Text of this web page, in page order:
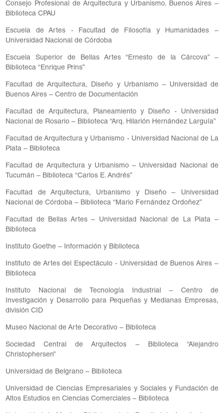
Consejo Profesional de Arquitectura y Urbanismo. Buenos Aires –
Biblioteca CPAU
Escuela de Artes - Facultad de Filosofía y Humanidades –
Universidad Nacional de Córdoba
Escuela Superior de Bellas Artes “Ernesto de la Cárcova” –
Biblioteca “Enrique Prins”
Facultad de Arquitectura, Diseño y Urbanismo – Universidad de
Buenos Aires – Centro de Documentación
Facultad de Arquitectura, Planeamiento y Diseño - Universidad
Nacional de Rosario – Biblioteca “Arq. Hilarión Hernández Larguía”
Facultad de Arquitectura y Urbanismo - Universidad Nacional de La
Plata – Biblioteca
Facultad de Arquitectura y Urbanismo – Universidad Nacional de
Tucumán – Biblioteca “Carlos E. Andrés”
Facultad de Arquitectura, Urbanismo y Diseño – Universidad
Nacional de Córdoba – Biblioteca “Mario Fernández Ordoñez”
Facultad de Bellas Artes – Universidad Nacional de La Plata –
Biblioteca
Instituto Goethe – Información y Biblioteca
Instituto de Artes del Espectáculo - Universidad de Buenos Aires –
Biblioteca
Instituto Nacional de Tecnología Industrial – Centro de
Investigación y Desarrollo para Pequeñas y Medianas Empresas,
división CID
Museo Nacional de Arte Decorativo – Biblioteca
Sociedad Central de Arquitectos – Biblioteca “Alejandro
Christophersen”
Universidad de Belgrano – Biblioteca
Universidad de Ciencias Empresariales y Sociales y Fundación de
Altos Estudios en Ciencias Comerciales – Biblioteca